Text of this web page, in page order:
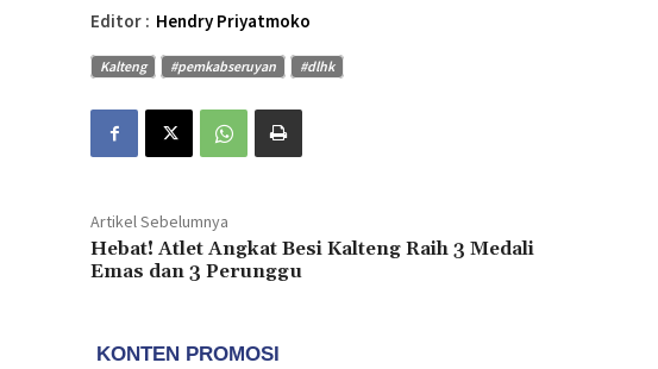
Editor : Hendry Priyatmoko
Kalteng #pemkabseruyan #dlhk
Artikel Sebelumnya
Hebat! Atlet Angkat Besi Kalteng Raih 3 Medali
Emas dan 3 Perunggu